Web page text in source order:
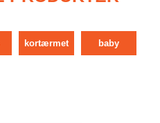
kortærmet baby